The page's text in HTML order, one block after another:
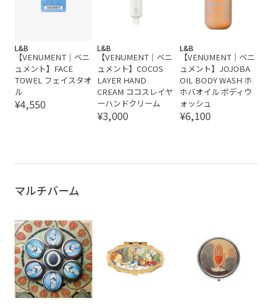
L&B
【VENUMENT｜ベニ
ュメント】FACE
TOWEL フェイスタオ
ル
¥4,550
L&B
【VENUMENT｜ベニ
ュメント】COCOS
LAYER HAND
CREAM ココスレイヤ
ーハンドクリーム
¥3,000
L&B
【VENUMENT｜ベニ
ュメント】JOJOBA
OIL BODY WASH ホ
ホバオイル ボディウ
ォッシュ
¥6,100
マルチバーム